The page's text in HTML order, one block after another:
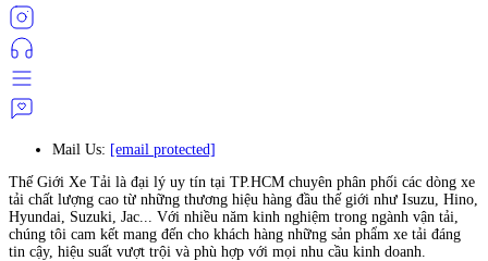
Mail Us: [email protected]
Thế Giới Xe Tải là đại lý uy tín tại TP.HCM chuyên phân phối các dòng xe
tải chất lượng cao từ những thương hiệu hàng đầu thế giới như Isuzu, Hino,
Hyundai, Suzuki, Jac... Với nhiều năm kinh nghiệm trong ngành vận tải,
chúng tôi cam kết mang đến cho khách hàng những sản phẩm xe tải đáng
tin cậy, hiệu suất vượt trội và phù hợp với mọi nhu cầu kinh doanh.